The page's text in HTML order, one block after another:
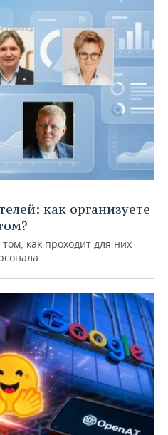
как организуете
как проходит для них